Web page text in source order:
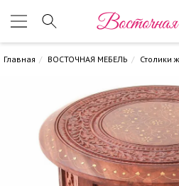
Восточная
Главная ВОСТОЧНАЯ МЕБЕЛЬ Столики